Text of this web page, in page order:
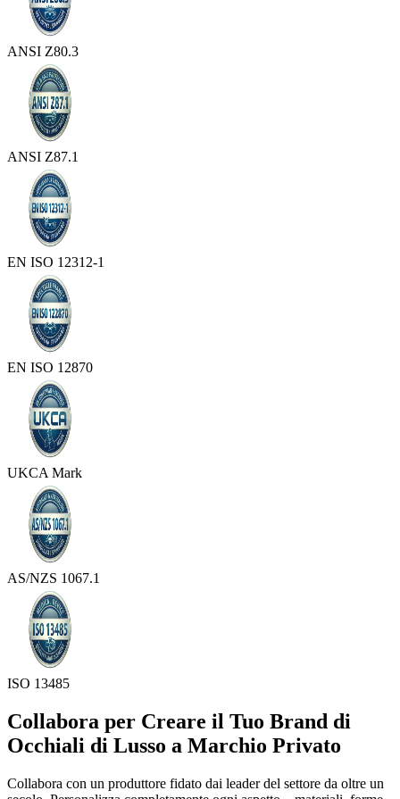
ANSI Z80.3
ANSI Z87.1
EN ISO 12312-1
EN ISO 12870
UKCA Mark
AS/NZS 1067.1
ISO 13485
Collabora per Creare il Tuo Brand di
Occhiali di Lusso a Marchio Privato
Collabora con un produttore fidato dai leader del settore da oltre un